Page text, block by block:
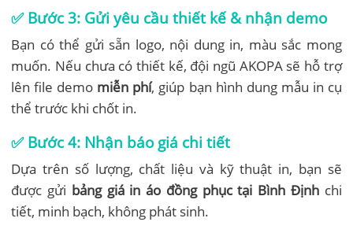
✅ Bước 3: Gửi yêu cầu thiết kế & nhận demo
Bạn có thể gửi sẵn logo, nội dung in, màu sắc mong
muốn. Nếu chưa có thiết kế, đội ngũ AKOPA sẽ hỗ trợ
lên file demo miễn phí, giúp bạn hình dung mẫu in cụ
thể trước khi chốt in.
✅ Bước 4: Nhận báo giá chi tiết
Dựa trên số lượng, chất liệu và kỹ thuật in, bạn sẽ
được gửi bảng giá in áo đồng phục tại Bình Định chi
tiết, minh bạch, không phát sinh.